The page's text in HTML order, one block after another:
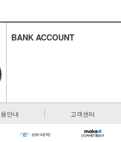
BANK ACCOUNT
안내 고객센터